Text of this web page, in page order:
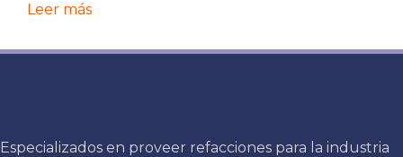
Leer más
Especializados en proveer refacciones para la industria